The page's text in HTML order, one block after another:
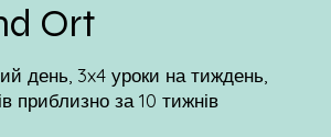
Ort
день, 3x4 уроки на тиждень,
приблизно за 10 тижнів